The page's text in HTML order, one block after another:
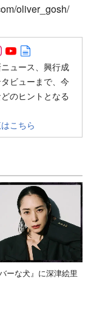
oliver_gosh/
on SNS
Follow on SNS
Follow on
ュース、興行成
ビューまで、今
のヒントとなる
こちら
ーな犬』に深津絵里